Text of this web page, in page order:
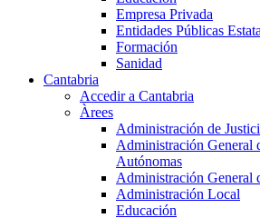
Empresa Privada
Entidades Públicas
Formación
Sanidad
Cantabria
Accedir a Cantabria
Àrees
Administración de
Administración General
Autónomas
Administración General
Administración Local
Educación